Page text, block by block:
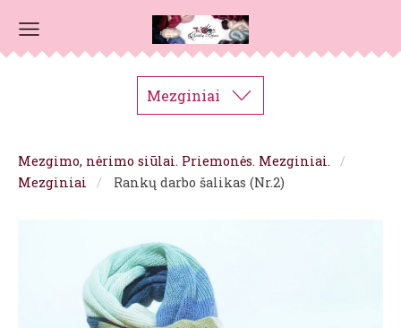
Mezginiai
Mezgimo, nėrimo siūlai. Priemonės. Mezginiai.
Mezginiai
Rankų darbo šalikas (Nr.2)